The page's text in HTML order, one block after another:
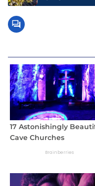
Pekerjaan